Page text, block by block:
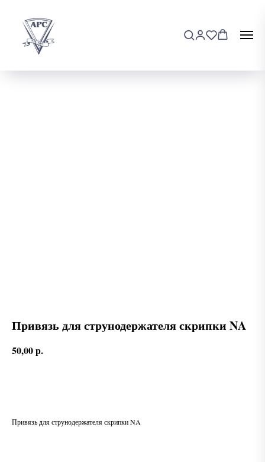
Привязь для струнодержателя скрипки NA
50,00р.
Привязь для струнодержателя скрипки NA